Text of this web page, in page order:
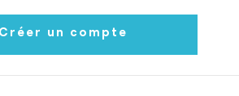
un compte